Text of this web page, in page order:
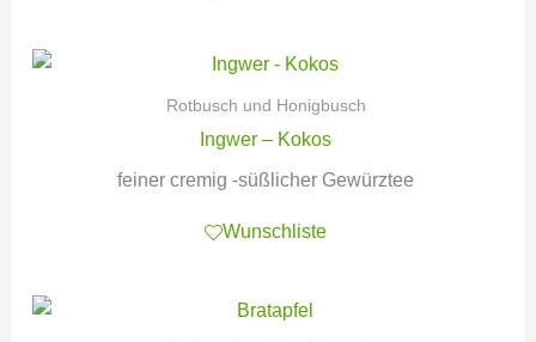
Rotbusch und Honigbusch
Ingwer – Kokos
feiner cremig -süßlicher Gewürztee
Wunschliste